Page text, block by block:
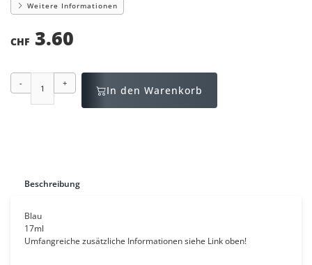
Weitere Informationen
CHF 3.60
- +
In den Warenkorb
Beschreibung
Blau
17ml
Umfangreiche zusätzliche Informationen siehe Link oben!